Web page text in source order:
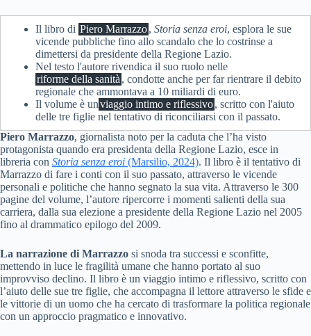
Il libro di Piero Marrazzo, Storia senza eroi, esplora le sue
vicende pubbliche fino allo scandalo che lo costrinse a
dimettersi da presidente della Regione Lazio.
Nel testo l'autore rivendica il suo ruolo nelle
riforme della sanità , condotte anche per far rientrare il debito
regionale che ammontava a 10 miliardi di euro.
Il volume è unviaggio intimo e riflessivo, scritto con l'aiuto
delle tre figlie nel tentativo di riconciliarsi con il passato.
Piero Marrazzo, giornalista noto per la caduta che l’ha visto
protagonista quando era presidenta della Regione Lazio, esce in
libreria con Storia senza eroi (Marsilio, 2024). Il libro è il tentativo di
Marrazzo di fare i conti con il suo passato, attraverso le vicende
personali e politiche che hanno segnato la sua vita. Attraverso le 300
pagine del volume, l’autore ripercorre i momenti salienti della sua
carriera, dalla sua elezione a presidente della Regione Lazio nel 2005
fino al drammatico epilogo del 2009.
La narrazione di Marrazzo si snoda tra successi e sconfitte,
mettendo in luce le fragilità umane che hanno portato al suo
improvviso declino. Il libro è un viaggio intimo e riflessivo, scritto con
l’aiuto delle sue tre figlie, che accompagna il lettore attraverso le sfide e
le vittorie di un uomo che ha cercato di trasformare la politica regionale
con un approccio pragmatico e innovativo.